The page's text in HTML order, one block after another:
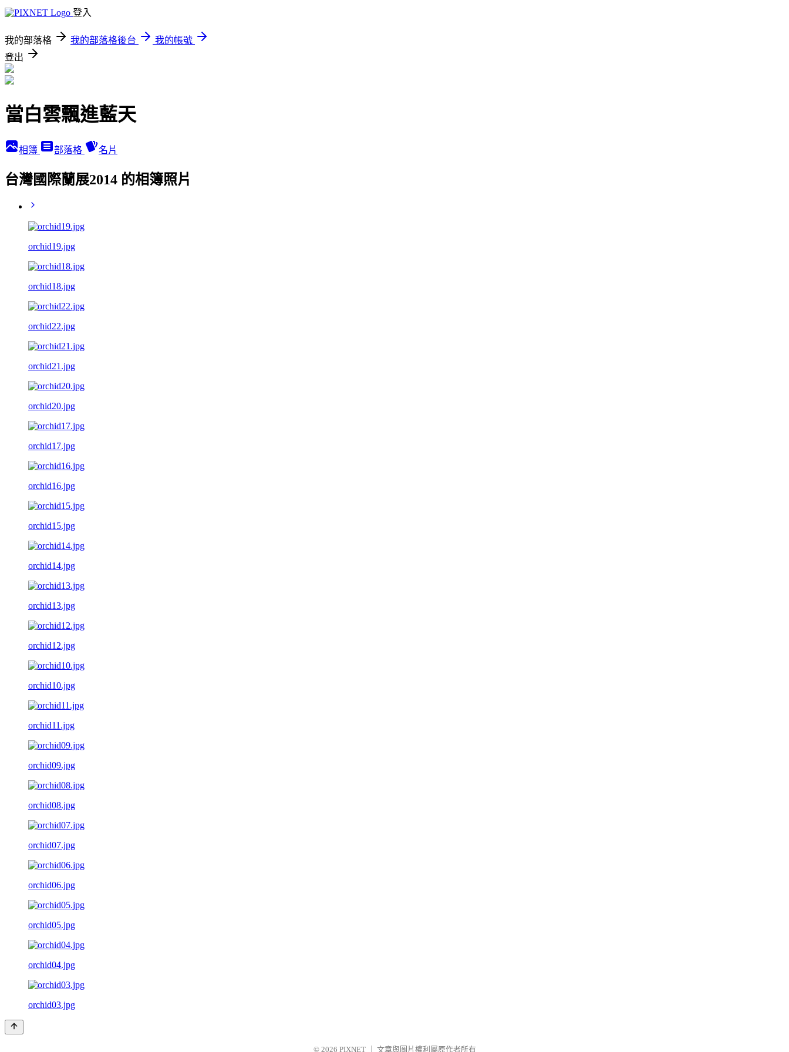
登入
我的部落格 我的部落格後台
我的帳號
登出
當白雲飄進藍天
相簿 部落格 名片
台灣國際蘭展2014 的相簿照片
orchid19.jpg
orchid18.jpg
orchid22.jpg
orchid21.jpg
orchid20.jpg
orchid17.jpg
orchid16.jpg
orchid15.jpg
orchid14.jpg
orchid13.jpg
orchid12.jpg
orchid10.jpg
orchid11.jpg
orchid09.jpg
orchid08.jpg
orchid07.jpg
orchid06.jpg
orchid05.jpg
orchid04.jpg
orchid03.jpg
© 2026 PIXNET 文章與圖片權利屬原作者所有